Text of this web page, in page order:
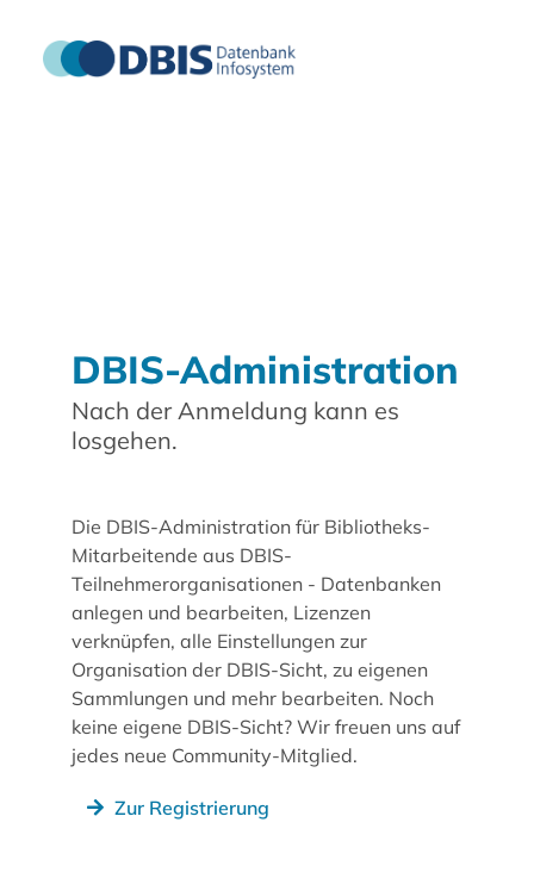
DBIS-Administration
Nach der Anmeldung kann es
losgehen.
Die DBIS-Administration für Bibliotheks-
Mitarbeitende aus DBIS-
Teilnehmerorganisationen - Datenbanken
anlegen und bearbeiten, Lizenzen
verknüpfen, alle Einstellungen zur
Organisation der DBIS-Sicht, zu eigenen
Sammlungen und mehr bearbeiten. Noch
keine eigene DBIS-Sicht? Wir freuen uns auf
jedes neue Community-Mitglied.
Zur Registrierung